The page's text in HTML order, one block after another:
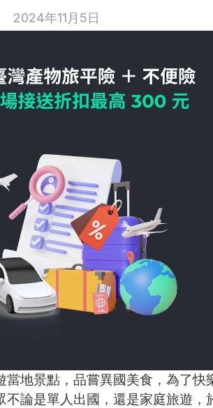
2024年11月5日
當地景點，品嘗異國美食，為了快
不論是單人出國，還是家庭旅遊，